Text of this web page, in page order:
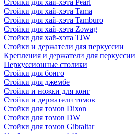
Стойки для хай-хэта Pearl
Стойки для хай-хэта Tama
Стойки для хай-хэта Tamburo
Стойки для хай-хэта Zowag
Стойки для хай-хэта TJW
Стойки и держатели для перкуссии
Крепления и держатели для перкуссии
Перкуссионные столики
Стойки для бонго
Стойки для джембе
Стойки и ножки для конг
Стойки и держатели томов
Стойки для томов Dixon
Стойки для томов DW
Стойки для томов Gibraltar